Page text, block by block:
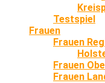
Testspiel
Frauen
Frauen
Frauen
Frauen